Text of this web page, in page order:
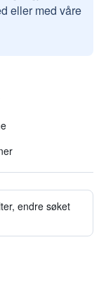
eller med våre
endre søket